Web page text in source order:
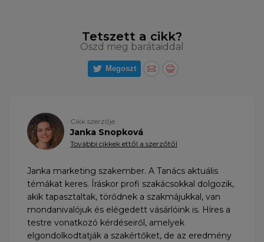
Tetszett a cikk?
Oszd meg barátaiddal
Megoszt
Cikk szerzője
Janka Snopková
További cikkek ettől a szerzőtől
Janka marketing szakember. A Tanács aktuális
témákat keres. Íráskor profi szakácsokkal dolgozik,
akik tapasztaltak, törődnek a szakmájukkal, van
mondanivalójuk és elégedett vásárlóink is. Híres a
testre vonatkozó kérdéseiről, amelyek
elgondolkodtatják a szakértőket, de az eredmény